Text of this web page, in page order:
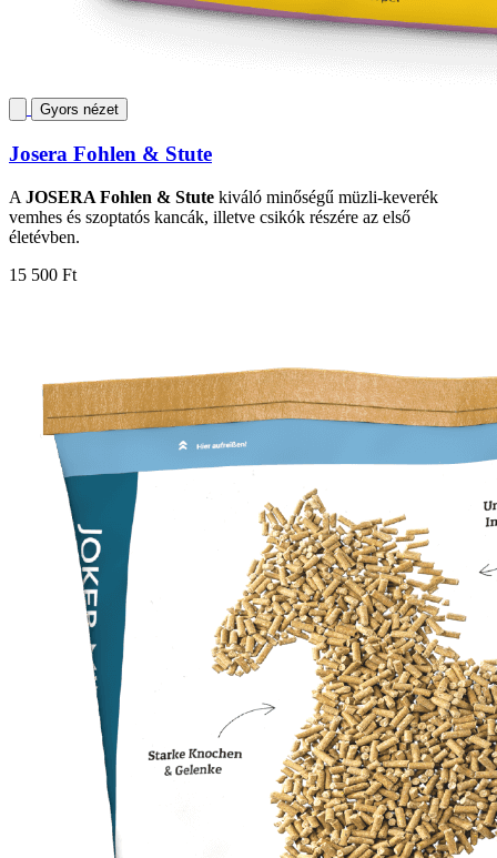
Gyors nézet
Josera Fohlen & Stute
A JOSERA Fohlen & Stute kiváló minőségű müzli-keverék
vemhes és szoptatós kancák, illetve csikók részére az első
életévben.
15 500 Ft